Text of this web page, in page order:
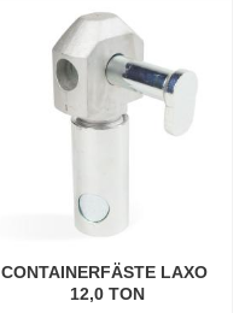
CONTAINERFÄSTE LAXO
12,0 TON